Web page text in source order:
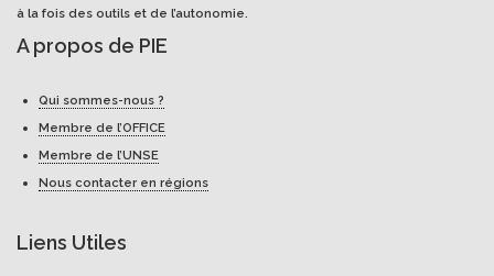
à la fois des outils et de l’autonomie.
A propos de PIE
Qui sommes-nous ?
Membre de l’OFFICE
Membre de l’UNSE
Nous contacter en régions
Liens Utiles